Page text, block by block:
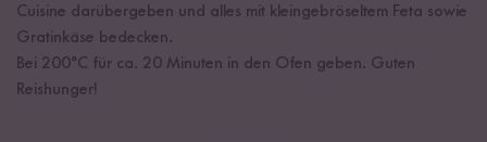
Cuisine darübergeben und alles mit kleingebröseltem Feta sowie
Gratinkäse bedecken.
Bei 200°C für ca. 20 Minuten in den Ofen geben. Guten
Reishunger!